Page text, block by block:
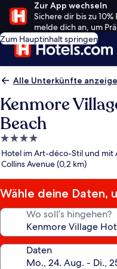
Zur App wechseln
Sichere dir bis zu
melde dich an, um
Zum Hauptinhalt springen
Alle Unterkünfte
Kenmore
Beach
4.0-
Sterne-
Unterkunft
Hotel im Art-déco-Stil und mit
Collins Avenue (0,2 km)
Wähle deine Daten,
Wo soll’s hingehen?
Daten